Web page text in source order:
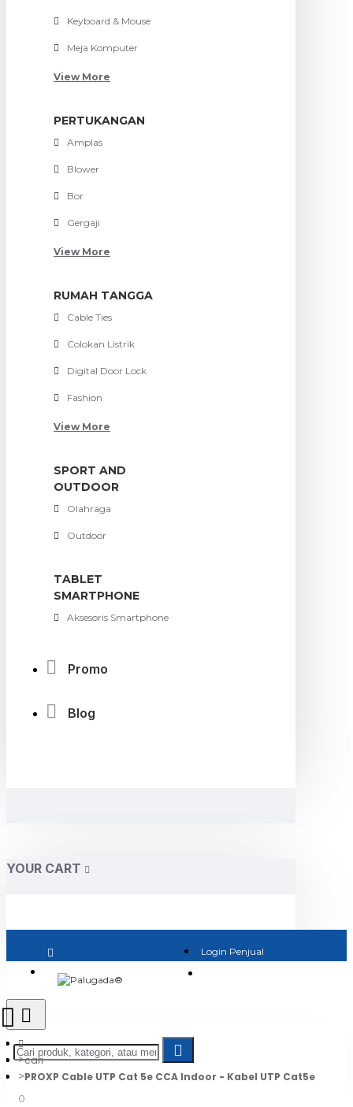
Keyboard & Mouse
Meja Komputer
View More
PERTUKANGAN
Amplas
Blower
Bor
Gergaji
View More
RUMAH TANGGA
Cable Ties
Colokan Listrik
Digital Door Lock
Fashion
View More
SPORT AND
OUTDOOR
Olahraga
Outdoor
TABLET
SMARTPHONE
Aksesoris Smartphone
Promo
Blog
YOUR CART
Login Penjual
0
cari
PROXP Cable UTP Cat 5e CCA Indoor - Kabel UTP Cat5e